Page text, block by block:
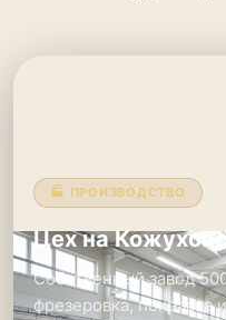
🏭 ПРОИЗВОДСТВО
Цех на
Собственный завод
фрезеровка, покраска